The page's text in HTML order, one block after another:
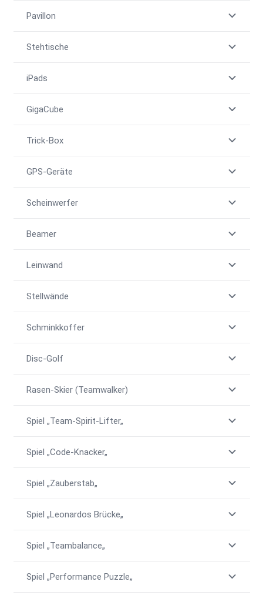
Pavillon
Stehtische
iPads
GigaCube
Trick-Box
GPS-Geräte
Scheinwerfer
Beamer
Leinwand
Stellwände
Schminkkoffer
Disc-Golf
Rasen-Skier (Teamwalker)
Spiel „Team-Spirit-Lifter„
Spiel „Code-Knacker„
Spiel „Zauberstab„
Spiel „Leonardos Brücke„
Spiel „Teambalance„
Spiel „Performance Puzzle„